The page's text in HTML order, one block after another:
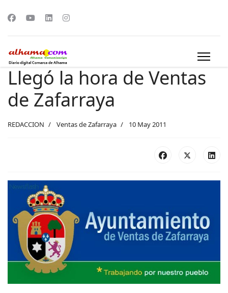
Llegó la hora de Ventas
de Zafarraya
REDACCION Ventas de Zafarraya 10 May 2011